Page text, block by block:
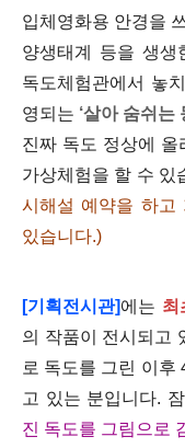
입체영화용 안경을
양생태계 등을 생생
독도체험관에서 놓
영되는 ‘살아 숨쉬는
진짜 독도 정상에
가상체험을 할 수 있
시해설 예약을 하고
있습니다.)
[기획전시관]에는 최
의 작품이 전시되고
로 독도를 그린 이후
고 있는 분입니다.
진 독도를 그림으로